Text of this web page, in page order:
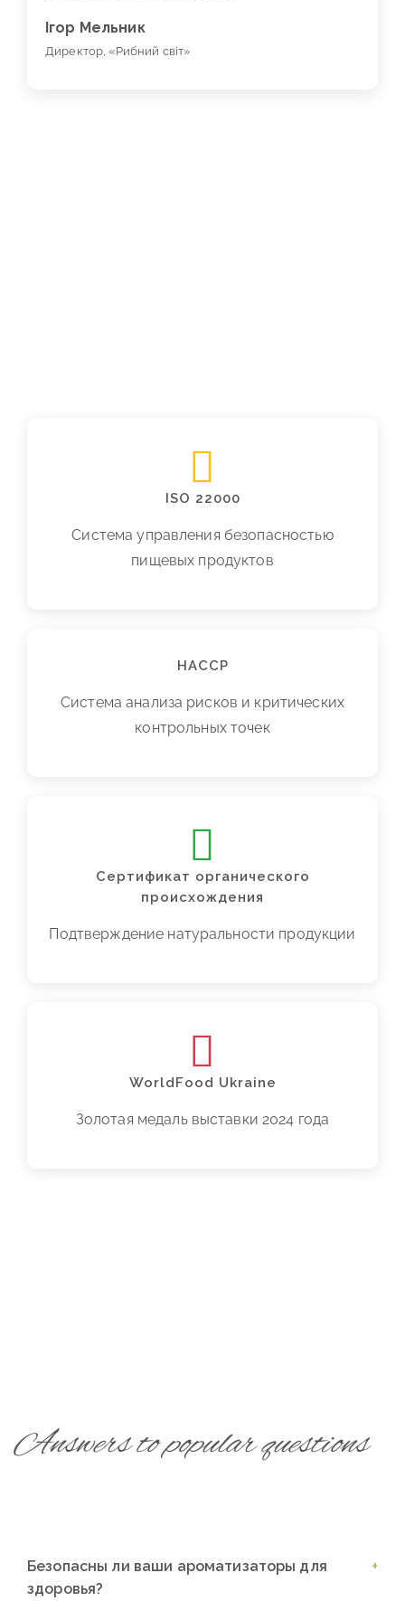
Ігор Мельник
Директор, «Рибний світ»
ISO 22000
Система управления безопасностью
пищевых продуктов
HACCP
Система анализа рисков и критических
контрольных точек
Сертификат органического
происхождения
Подтверждение натуральности продукции
WorldFood Ukraine
Золотая медаль выставки 2024 года
Answers to popular questions
Безопасны ли ваши ароматизаторы для
здоровья?